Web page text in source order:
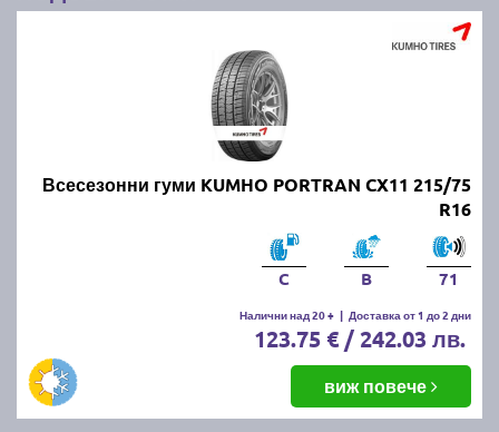
Всесезонни гуми KUMHO PORTRAN CX11 215/75
R16
C B 71
Налични над 20 + | Доставка от 1 до 2 дни
123.75 € / 242.03 лв.
виж повече